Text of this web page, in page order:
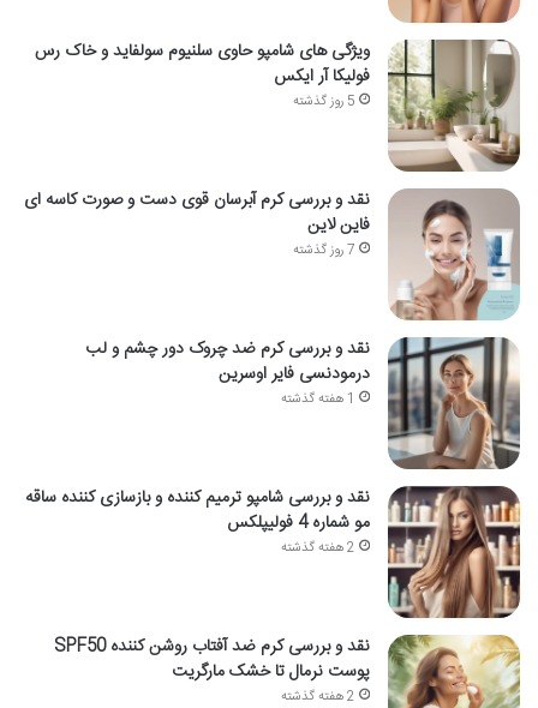
ویژگی های شامپو حاوی سلنیوم سولفاید و خاک رس
فولیکا آر ایکس
5 روز گذشته
نقد و بررسی کرم آبرسان قوی دست و صورت کاسه ای
فاین لاین
7 روز گذشته
نقد و بررسی کرم ضد چروک دور چشم و لب
درمودنسی فایر اوسرین
1 هفته گذشته
نقد و بررسی شامپو ترمیم کننده و بازسازی کننده ساقه
مو شماره 4 فولیپلکس
2 هفته گذشته
نقد و بررسی کرم ضد آفتاب روشن کننده SPF50
پوست نرمال تا خشک مارگریت
2 هفته گذشته